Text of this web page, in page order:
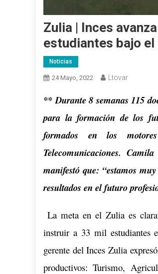
Zulia | Inces
estudiantes bajo
Noticias
24 Mayo, 2022 Ltovar
**Durante 8 semanas 115
para la formación de los
formados en los
Telecomunicaciones.
manifestó que: “estamos
resultados en el futuro
La meta en el Zulia es
instruir a 33 mil estudiantes
gerente del Inces Zulia
productivos: Turismo,